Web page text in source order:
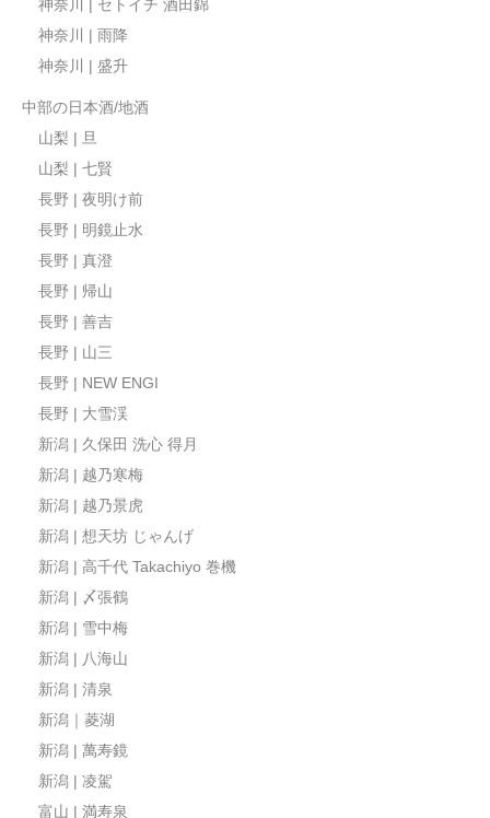
神奈川 | セトイチ 酒田錦
神奈川 | 雨降
神奈川 | 盛升
中部の日本酒/地酒
山梨 | 旦
山梨 | 七賢
長野 | 夜明け前
長野 | 明鏡止水
長野 | 真澄
長野 | 帰山
長野 | 善吉
長野 | 山三
長野 | NEW ENGI
長野 | 大雪渓
新潟 | 久保田 洗心 得月
新潟 | 越乃寒梅
新潟 | 越乃景虎
新潟 | 想天坊 じゃんげ
新潟 | 高千代 Takachiyo 巻機
新潟 | 〆張鶴
新潟 | 雪中梅
新潟 | 八海山
新潟 | 清泉
新潟｜菱湖
新潟 | 萬寿鏡
新潟 | 凌駕
富山 | 満寿泉